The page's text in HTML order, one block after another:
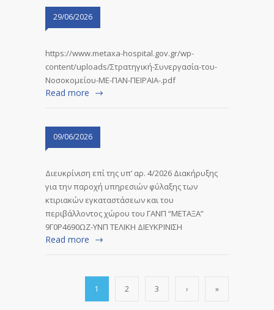
29/06/2026
https://www.metaxa-hospital.gov.gr/wp-
content/uploads/Στρατηγική-Συνεργασία-του-
Νοσοκομείου-ΜΕ-ΠΑΝ-ΠΕΙΡΑΙΑ-.pdf
Read more
09/06/2026
Διευκρίνιση επί της υπ’ αρ. 4/2026 Διακήρυξης
για την παροχή υπηρεσιών φύλαξης των
κτιριακών εγκαταστάσεων και του
περιβάλλοντος χώρου του ΓΑΝΠ “ΜΕΤΑΞΑ”
9Γ0Ρ4690ΩΖ-ΥΝΠ ΤΕΛΙΚΗ ΔΙΕΥΚΡΙΝΙΣΗ
Read more
1 2 3 › »